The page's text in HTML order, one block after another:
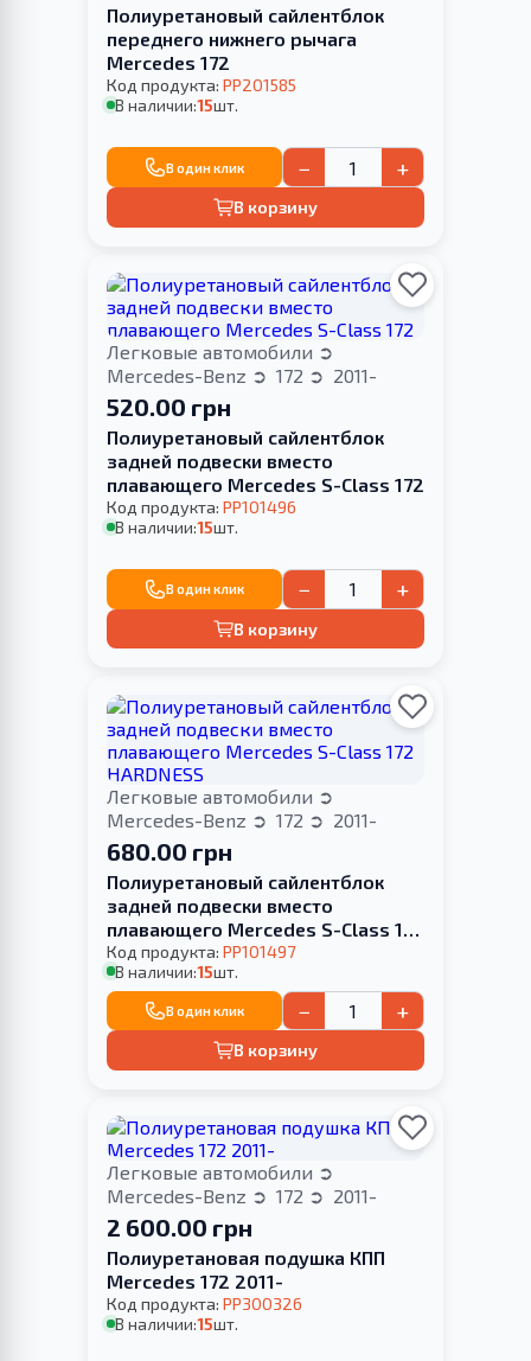
Полиуретановый сайлентблок
переднего нижнего рычага
Merсedes 172
Код продукта: PP201585
В наличии:15шт.
В один клик − +
В корзину
Легковые автомобили
Mercedes-Benz
172 2011-
520.00 грн
Полиуретановый сайлентблок
задней подвески вместо
плавающего Merсedes S-Class 172
Код продукта: PP101496
В наличии:15шт.
В один клик − +
В корзину
Легковые автомобили
Mercedes-Benz
172 2011-
680.00 грн
Полиуретановый сайлентблок
задней подвески вместо
плавающего Merсedes S-Class 172
HARDNESS
Код продукта: PP101497
В наличии:15шт.
В один клик − +
В корзину
Легковые автомобили
Mercedes-Benz
172 2011-
2 600.00 грн
Полиуретановая подушка КПП
Merсedes 172 2011-
Код продукта: PP300326
В наличии:15шт.